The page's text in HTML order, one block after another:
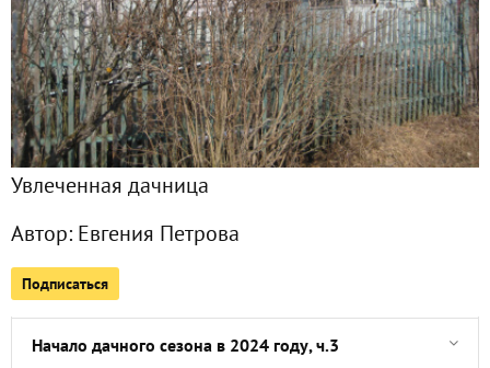
Увлеченная дачница
Автор: Евгения Петрова
Подписаться
Главная
Подписчики 6
Все публикации 27
Сейчас обсуждают
Преображение участка. Часть 1
Начало дачного сезона в 2024 году, ч.3